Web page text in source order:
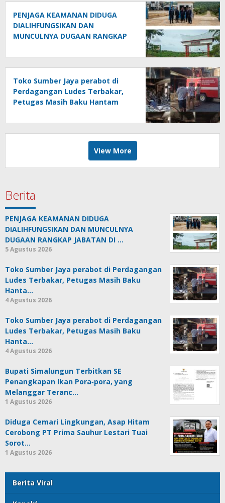
PENJAGA KEAMANAN DIDUGA
DIALIHFUNGSIKAN DAN
MUNCULNYA DUGAAN RANGKAP
PALMCO UNIT KEBUN MAYANG
Toko Sumber Jaya perabot di
Perdagangan Ludes Terbakar,
Petugas Masih Baku Hantam
View More
Berita
PENJAGA KEAMANAN DIDUGA
DIALIHFUNGSIKAN DAN MUNCULNYA
DUGAAN RANGKAP JABATAN DI …
5 Agustus 2026
Toko Sumber Jaya perabot di Perdagangan
Ludes Terbakar, Petugas Masih Baku
Hanta…
4 Agustus 2026
Toko Sumber Jaya perabot di Perdagangan
Ludes Terbakar, Petugas Masih Baku
Hanta…
4 Agustus 2026
Bupati Simalungun Terbitkan SE
Penangkapan Ikan Pora‑pora, yang
Melanggar Teranc…
1 Agustus 2026
Diduga Cemari Lingkungan, Asap Hitam
Cerobong PT Prima Sauhur Lestari Tuai
Sorot…
1 Agustus 2026
Berita Viral